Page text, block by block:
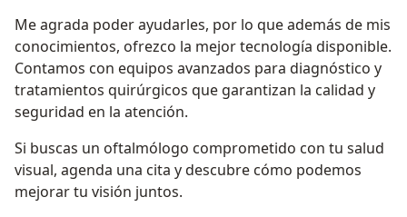
Me agrada poder ayudarles, por lo que además de mis
conocimientos, ofrezco la mejor tecnología disponible.
Contamos con equipos avanzados para diagnóstico y
tratamientos quirúrgicos que garantizan la calidad y
seguridad en la atención.
Si buscas un oftalmólogo comprometido con tu salud
visual, agenda una cita y descubre cómo podemos
mejorar tu visión juntos.